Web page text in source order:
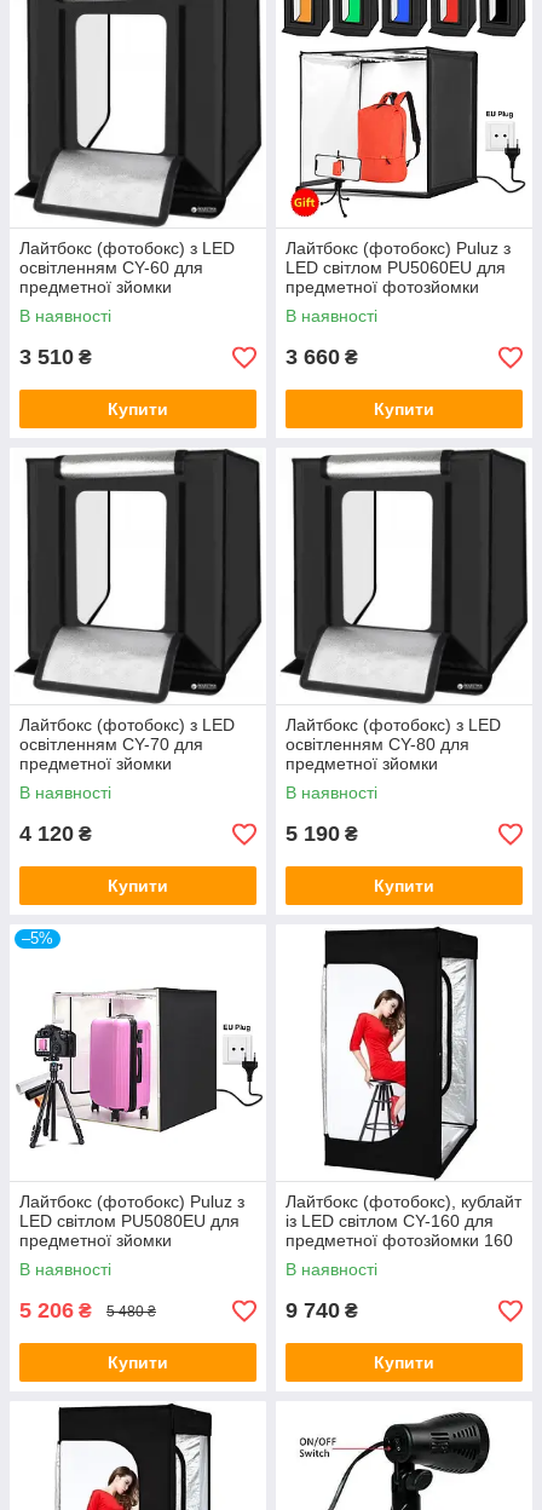
Лайтбокс (фотобокс) з LED
освітленням CY-60 для
предметної зйомки
(макрозйомки) 60 х 60 х 60
В наявності
3 510 ₴
Купити
Лайтбокс (фотобокс) Puluz з
LED світлом PU5060EU для
предметної фотозйомки
(макрозйомки) 60 х 60 х 60
В наявності
3 660 ₴
Купити
Лайтбокс (фотобокс) з LED
освітленням CY-70 для
предметної зйомки
(макрозйомки) 70 х 70 х 70
В наявності
4 120 ₴
Купити
Лайтбокс (фотобокс) з LED
освітленням CY-80 для
предметної зйомки
(макрозйомки) 80 х 80 х 80
В наявності
5 190 ₴
Купити
–5%
Лайтбокс (фотобокс) Puluz з
LED світлом PU5080EU для
предметної зйомки
(макрозйомки) 80 х 80 х 80
В наявності
5 206 ₴ 5 480 ₴
Купити
Лайтбокс (фотобокс), кублайт
із LED світлом CY-160 для
предметної фотозйомки 160
x 120 x 80 см
В наявності
9 740 ₴
Купити